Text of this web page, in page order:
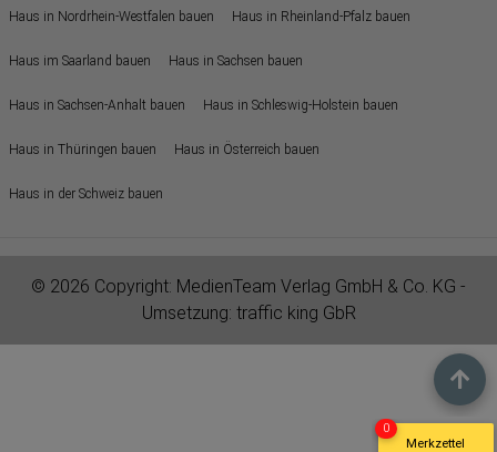
Haus in Nordrhein-Westfalen bauen Haus in Rheinland-Pfalz bauen
Haus im Saarland bauen Haus in Sachsen bauen
Haus in Sachsen-Anhalt bauen Haus in Schleswig-Holstein bauen
Haus in Thüringen bauen Haus in Österreich bauen
Haus in der Schweiz bauen
© 2026 Copyright: MedienTeam Verlag GmbH & Co. KG -
Umsetzung: traffic king GbR
Merkzettel
0